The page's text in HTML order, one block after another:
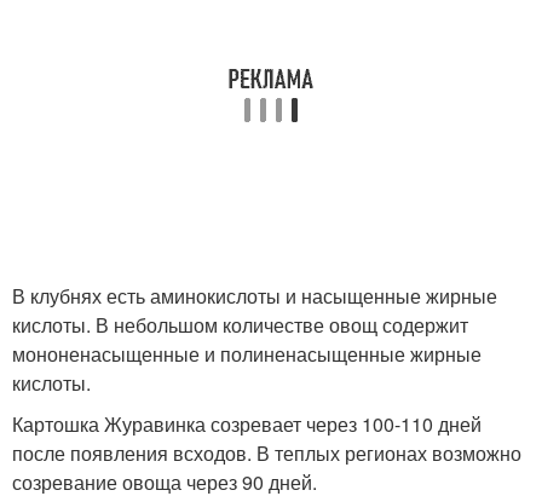
В клубнях есть аминокислоты и насыщенные жирные
кислоты. В небольшом количестве овощ содержит
мононенасыщенные и полиненасыщенные жирные
кислоты.
Картошка Журавинка созревает через 100-110 дней
после появления всходов. В теплых регионах возможно
созревание овоща через 90 дней.